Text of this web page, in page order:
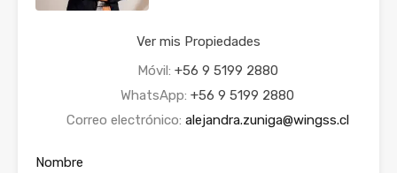
Ver mis Propiedades
Móvil: +56 9 5199 2880
WhatsApp: +56 9 5199 2880
Correo electrónico: alejandra.zuniga@wingss.cl
Nombre